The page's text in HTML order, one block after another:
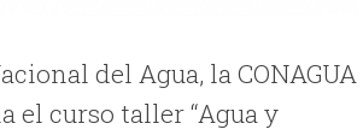
del Agua, la CONAGUA
el curso taller “Agua y